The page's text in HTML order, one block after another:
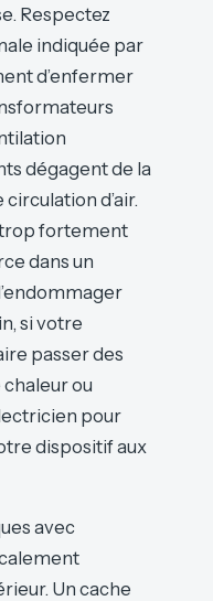
Respectez
indiquée par
d’enfermer
dégagent de la
d’air.
trop fortement
dans un
si votre
passer des
ou
pour
dispositif aux
avec
Un cache